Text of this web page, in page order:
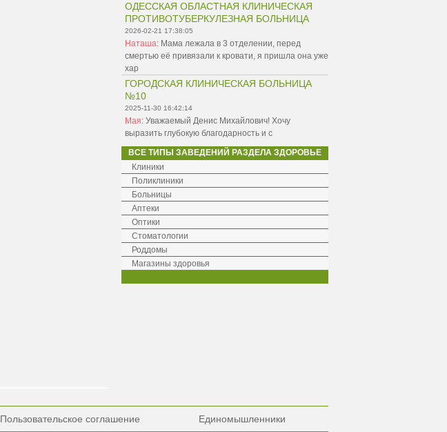
ОДЕССКАЯ ОБЛАСТНАЯ КЛИНИЧЕСКАЯ
ПРОТИВОТУБЕРКУЛЕЗНАЯ БОЛЬНИЦА
2026-02-21 17:38:05
Наташа: Мама лежала в 3 отделении, перед
смертью её привязали к кровати, я пришла она уже
хар
ГОРОДСКАЯ КЛИНИЧЕСКАЯ БОЛЬНИЦА
№10
2025-11-30 16:42:14
Мая: Уважаемый Денис Михайлович! Хочу
выразить глубокую благодарность и с
ВСЕ ТИПЫ ЗАВЕДЕНИЙ РАЗДЕЛА ЗДОРОВЬЕ
Клиники
Поликлиники
Больницы
Аптеки
Оптики
Стоматологии
Роддомы
Магазины здоровья
Пользовательское соглашение Единомышленники